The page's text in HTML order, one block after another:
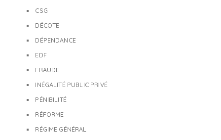
CSG
DÉCOTE
DÉPENDANCE
EDF
FRAUDE
INÉGALITÉ PUBLIC PRIVÉ
PÉNIBILITÉ
RÉFORME
RÉGIME GÉNÉRAL